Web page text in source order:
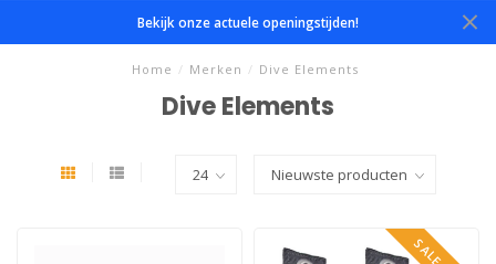
Bekijk onze actuele openingstijden!
Home / Merken / Dive Elements
Dive Elements